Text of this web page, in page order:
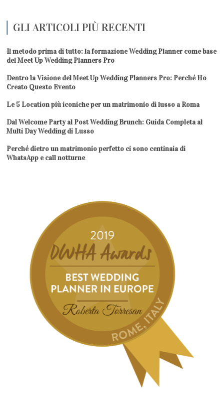
GLI ARTICOLI PIÙ RECENTI
Il metodo prima di tutto: la formazione Wedding Planner come base
del Meet Up Wedding Planners Pro
Dentro la Visione del Meet Up Wedding Planners Pro: Perché Ho
Creato Questo Evento
Le 5 Location più iconiche per un matrimonio di lusso a Roma
Dal Welcome Party al Post Wedding Brunch: Guida Completa al
Multi Day Wedding di Lusso
Perché dietro un matrimonio perfetto ci sono centinaia di
WhatsApp e call notturne